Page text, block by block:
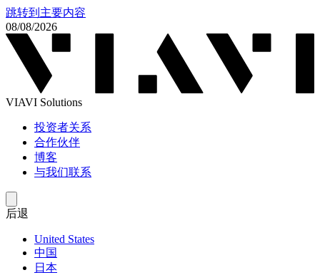
跳转到主要内容
08/08/2026
VIAVI Solutions
投资者关系
合作伙伴
博客
与我们联系
后退
United States
中国
日本